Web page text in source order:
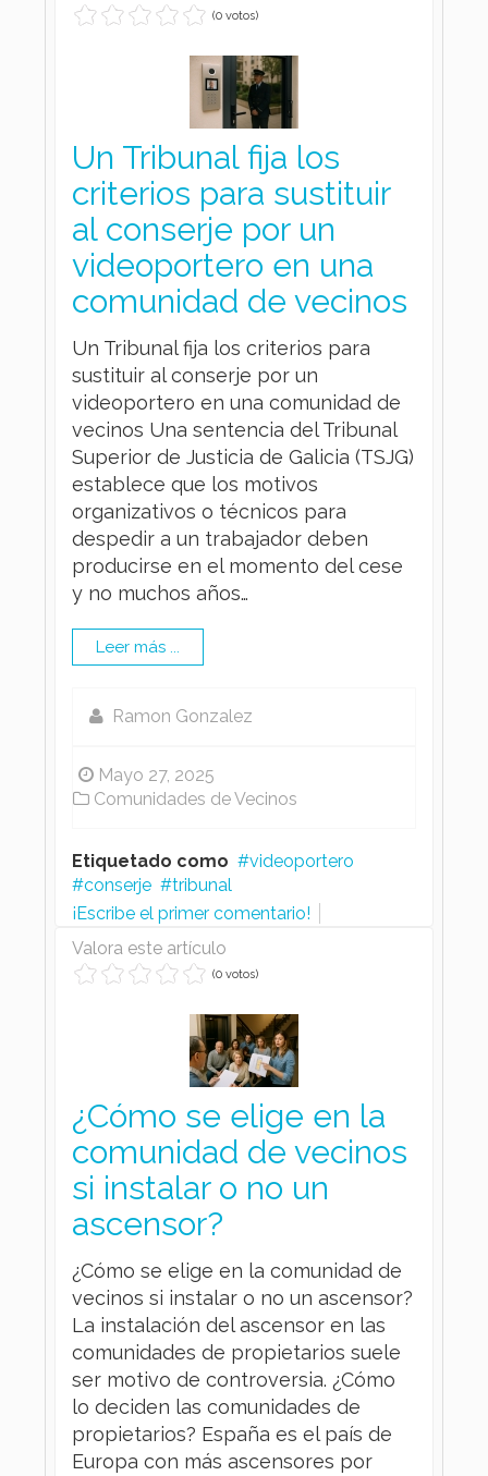
(0 votos)
Un Tribunal fija los
criterios para sustituir
al conserje por un
videoportero en una
comunidad de vecinos
Un Tribunal fija los criterios para
sustituir al conserje por un
videoportero en una comunidad de
vecinos Una sentencia del Tribunal
Superior de Justicia de Galicia (TSJG)
establece que los motivos
organizativos o técnicos para
despedir a un trabajador deben
producirse en el momento del cese
y no muchos años…
Leer más ...
Ramon Gonzalez
Mayo 27, 2025
Comunidades de Vecinos
Etiquetado como
videoportero
conserje
tribunal
¡Escribe el primer comentario!
Valora este artículo
(0 votos)
¿Cómo se elige en la
comunidad de vecinos
si instalar o no un
ascensor?
¿Cómo se elige en la comunidad de
vecinos si instalar o no un ascensor?
La instalación del ascensor en las
comunidades de propietarios suele
ser motivo de controversia. ¿Cómo
lo deciden las comunidades de
propietarios? España es el país de
Europa con más ascensores por